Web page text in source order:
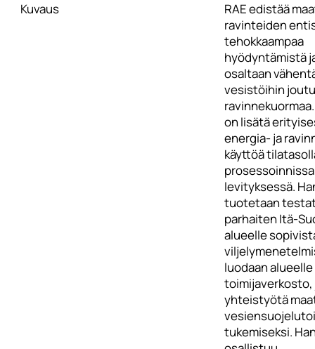
Kuvaus
RAE edistää
ravinteiden
tehokkaampaa
hyödyntämistä
osaltaan
vesistöihin
on lisätä
energia- ja
käyttöä
levityksessä.
tuotetaan
parhaiten Itä-
alueelle
luodaan alueelle
toimijaverkosto,
yhteistyötä
tukemiseksi.